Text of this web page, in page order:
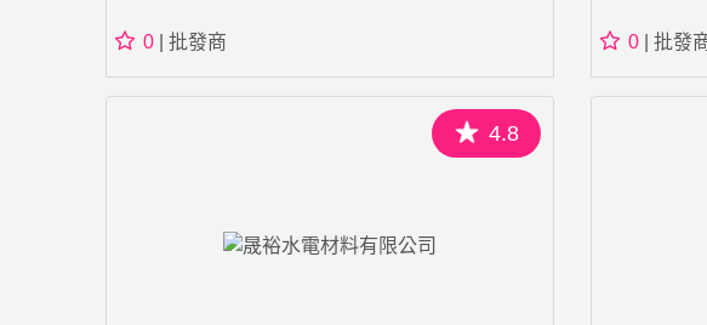
0 | 批發商 0 | 批發
4.8